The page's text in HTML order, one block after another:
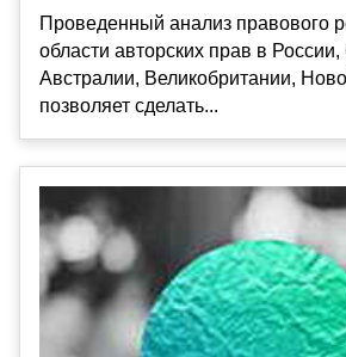
Проведенный анализ правового
области авторских прав в
Австралии, Великобритании,
позволяет сделать...